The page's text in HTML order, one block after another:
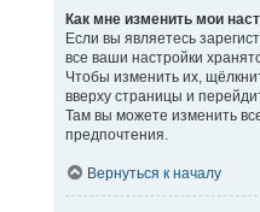
Как мне изменить мои
Если вы являетесь
все ваши настройки
Чтобы изменить их,
вверху страницы и
Там вы можете изменить
предпочтения.
Вернуться к началу